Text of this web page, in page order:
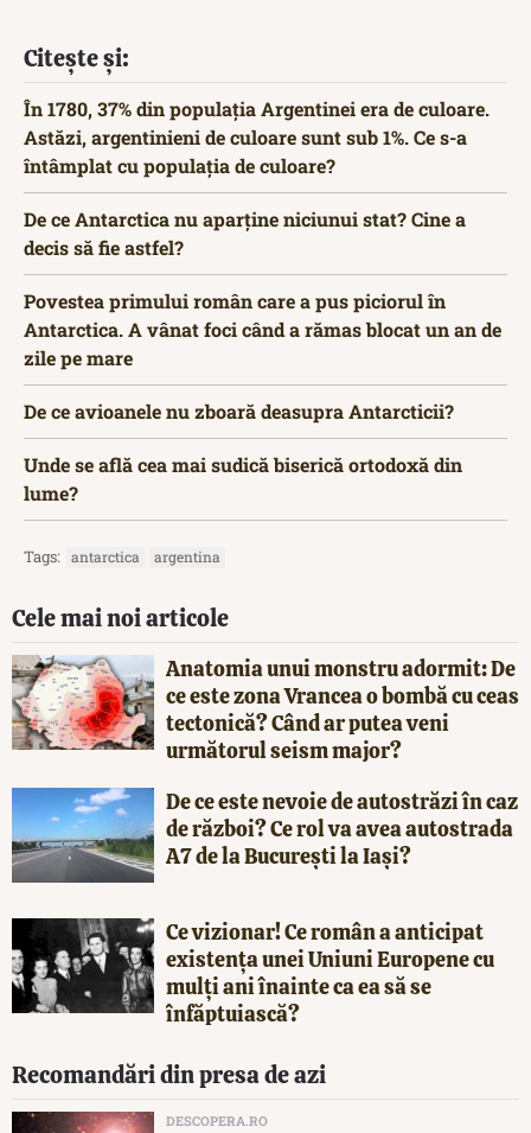
Citește și:
În 1780, 37% din populația Argentinei era de culoare.
Astăzi, argentinieni de culoare sunt sub 1%. Ce s-a
întâmplat cu populația de culoare?
De ce Antarctica nu aparține niciunui stat? Cine a
decis să fie astfel?
Povestea primului român care a pus piciorul în
Antarctica. A vânat foci când a rămas blocat un an de
zile pe mare
De ce avioanele nu zboară deasupra Antarcticii?
Unde se află cea mai sudică biserică ortodoxă din
lume?
Tags: antarctica argentina
Cele mai noi articole
Anatomia unui monstru adormit: De
ce este zona Vrancea o bombă cu ceas
tectonică? Când ar putea veni
următorul seism major?
De ce este nevoie de autostrăzi în caz
de război? Ce rol va avea autostrada
A7 de la București la Iași?
Ce vizionar! Ce român a anticipat
existența unei Uniuni Europene cu
mulți ani înainte ca ea să se
înfăptuiască?
Recomandări din presa de azi
DESCOPERA.RO